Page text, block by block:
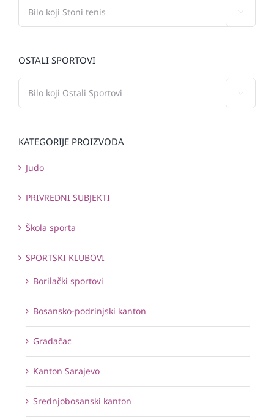
OSTALI SPORTOVI
KATEGORIJE PROIZVODA
Judo
PRIVREDNI SUBJEKTI
Škola sporta
SPORTSKI KLUBOVI
Borilački sportovi
Bosansko-podrinjski kanton
Gradačac
Kanton Sarajevo
Srednjobosanski kanton